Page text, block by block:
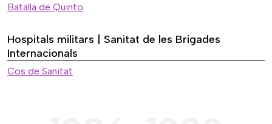
Batalla de Quinto
Hospitals militars | Sanitat de les Brigades
Internacionals
Cos de Sanitat